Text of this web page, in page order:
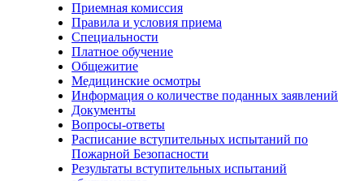
Приемная комиссия
Правила и условия приема
Специальности
Платное обучение
Общежитие
Медицинские осмотры
Информация о количестве поданных заявлений
Документы
Вопросы-ответы
Расписание вступительных испытаний по
Пожарной Безопасности
Результаты вступительных испытаний